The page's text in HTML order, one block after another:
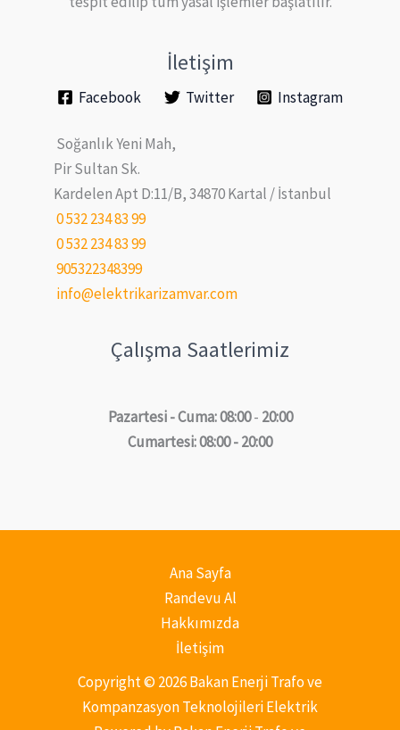
İletişim
Facebook Twitter Instagram
Soğanlık Yeni Mah,
Pir Sultan Sk.
Kardelen Apt D:11/B, 34870 Kartal / İstanbul
0 532 234 83 99
0 532 234 83 99
905322348399
info@elektrikarizamvar.com
Çalışma Saatlerimiz
Pazartesi - Cuma: 08:00- 20:00
Cumartesi: 08:00 - 20:00
Ana Sayfa
Randevu Al
Hakkımızda
İletişim
Copyright © 2026 Bakan Enerji Trafo ve
Kompanzasyon Teknolojileri Elektrik